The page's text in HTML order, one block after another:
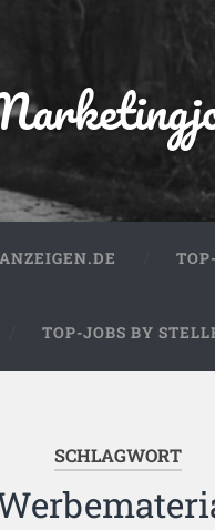
TOP-JOBS BY
SCHLAGWORT